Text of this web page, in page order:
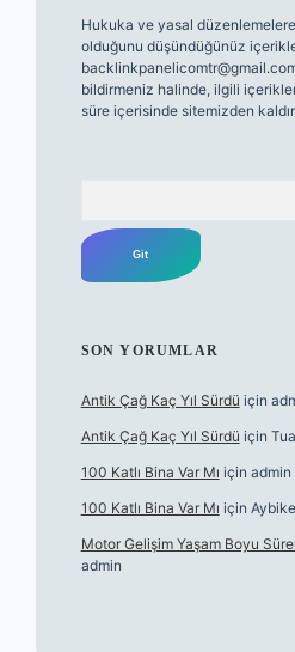
Hukuka ve yasal düzenlemelere
olduğunu düşündüğünüz
bildirmeniz halinde, ilgili
süre içerisinde sitemizden
SON YORUMLAR
Antik Çağ Kaç Yıl Sürdü için
Antik Çağ Kaç Yıl Sürdü için
100 Katlı Bina Var Mı için admin
100 Katlı Bina Var Mı için Aybike
Motor Gelişim Yaşam Boyu
admin